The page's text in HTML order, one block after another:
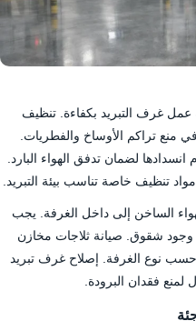
عمل غرف التبريد بكفاءة. تنظيف
منع تراكم الأوساخ والفطريات.
لضمان تدفق الهواء البارد.
تنظيف خاصة تناسب بيئة التبريد.
الساخن إلى داخل الغرفة. يجب
وجود شقوق. صيانة ثلاجات مخازن
نوع الغرفة. إصلاح غرف تبريد
فقدان البرودة.